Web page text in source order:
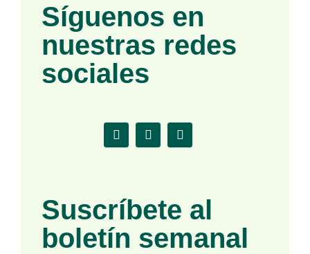
Síguenos en
nuestras redes
sociales
Suscríbete al
boletín semanal